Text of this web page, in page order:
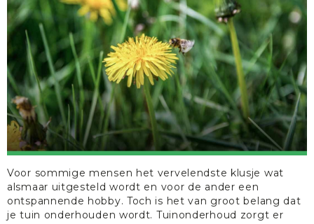
Voor sommige mensen het vervelendste klusje wat
alsmaar uitgesteld wordt en voor de ander een
ontspannende hobby. Toch is het van groot belang dat
je tuin onderhouden wordt. Tuinonderhoud zorgt er